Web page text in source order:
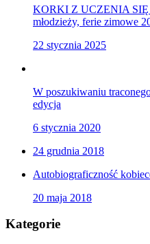
KORKI Z UCZENIA SIĘ
młodzieży, ferie zimowe
22 stycznia 2025
W poszukiwaniu
edycja
6 stycznia 2020
24 grudnia 2018
Autobiograficzność
20 maja 2018
Kategorie